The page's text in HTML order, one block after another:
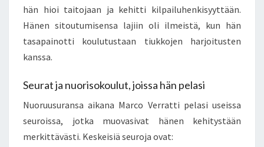
hän hioi taitojaan ja kehitti kilpailuhenkisyyttään.
Hänen sitoutumisensa lajiin oli ilmeistä, kun hän
tasapainotti koulutustaan tiukkojen harjoitusten
kanssa.
Seurat ja nuorisokoulut, joissa hän pelasi
Nuoruusuransa aikana Marco Verratti pelasi useissa
seuroissa, jotka muovasivat hänen kehitystään
merkittävästi. Keskeisiä seuroja ovat: